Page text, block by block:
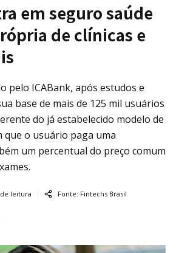
em seguro saúde
de clínicas e
pelo ICABank, após estudos e
base de mais de 125 mil usuários
do já estabelecido modelo de
que o usuário paga uma
um percentual do preço comum
leitura Fonte: Fintechs Brasil